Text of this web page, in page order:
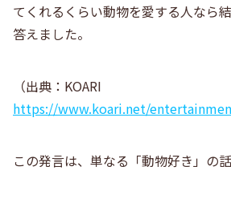
てくれるくらい動物を愛する人なら
答えました。
（出典：KOARI
https://www.koari.net/
この発言は、単なる「動物好き」の